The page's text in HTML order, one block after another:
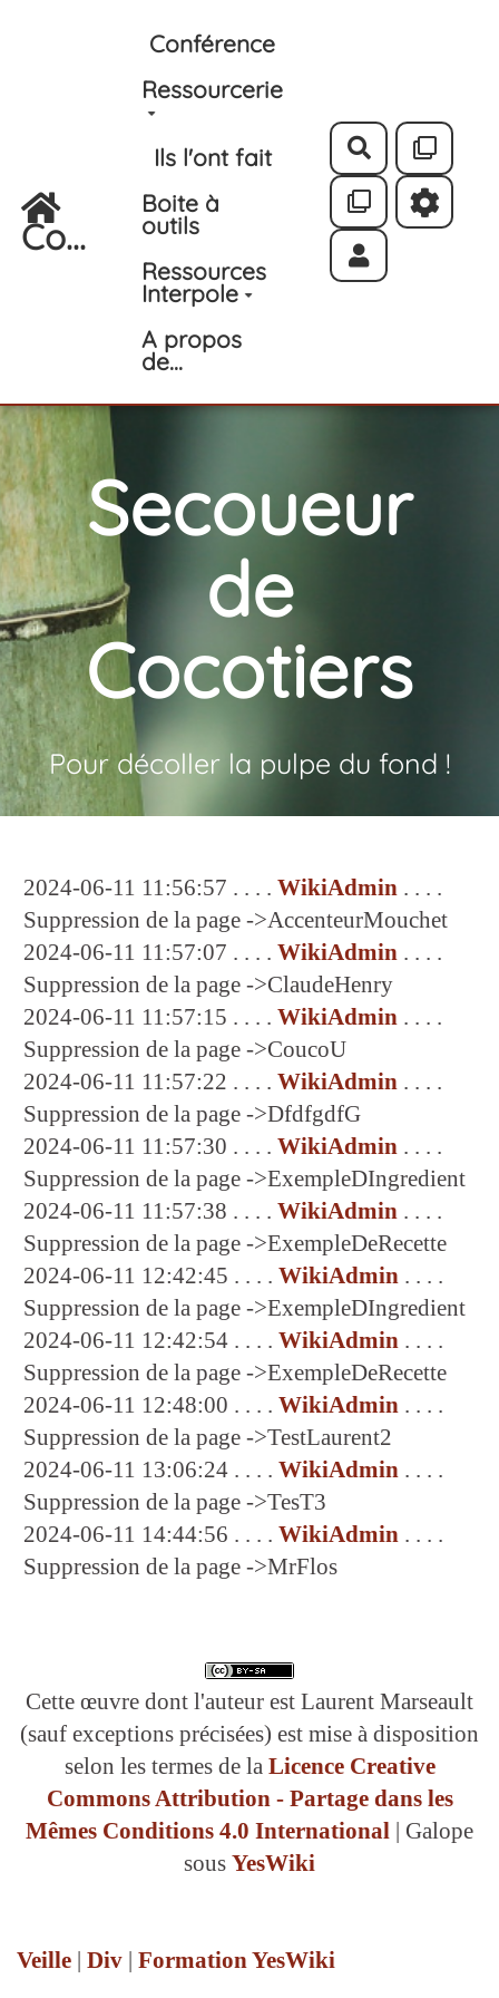
Aller au contenu principal
Co...
Conférence
Ressourcerie
Ils l'ont fait
Boite à
outils
Ressources
Interpole
A propos
de...
Rechercher
Secoueur
de
Cocotiers
Pour décoller la pulpe du fond !
2024-06-11 11:56:57 . . . . WikiAdmin . . . .
Suppression de la page ->AccenteurMouchet
2024-06-11 11:57:07 . . . . WikiAdmin . . . .
Suppression de la page ->ClaudeHenry
2024-06-11 11:57:15 . . . . WikiAdmin . . . .
Suppression de la page ->CoucoU
2024-06-11 11:57:22 . . . . WikiAdmin . . . .
Suppression de la page ->DfdfgdfG
2024-06-11 11:57:30 . . . . WikiAdmin . . . .
Suppression de la page ->ExempleDIngredient
2024-06-11 11:57:38 . . . . WikiAdmin . . . .
Suppression de la page ->ExempleDeRecette
2024-06-11 12:42:45 . . . . WikiAdmin . . . .
Suppression de la page ->ExempleDIngredient
2024-06-11 12:42:54 . . . . WikiAdmin . . . .
Suppression de la page ->ExempleDeRecette
2024-06-11 12:48:00 . . . . WikiAdmin . . . .
Suppression de la page ->TestLaurent2
2024-06-11 13:06:24 . . . . WikiAdmin . . . .
Suppression de la page ->TesT3
2024-06-11 14:44:56 . . . . WikiAdmin . . . .
Suppression de la page ->MrFlos
Cette œuvre dont l'auteur est Laurent Marseault
(sauf exceptions précisées) est mise à disposition
selon les termes de la Licence Creative
Commons Attribution - Partage dans les
Mêmes Conditions 4.0 International | Galope
sous YesWiki
Veille | Div | Formation YesWiki